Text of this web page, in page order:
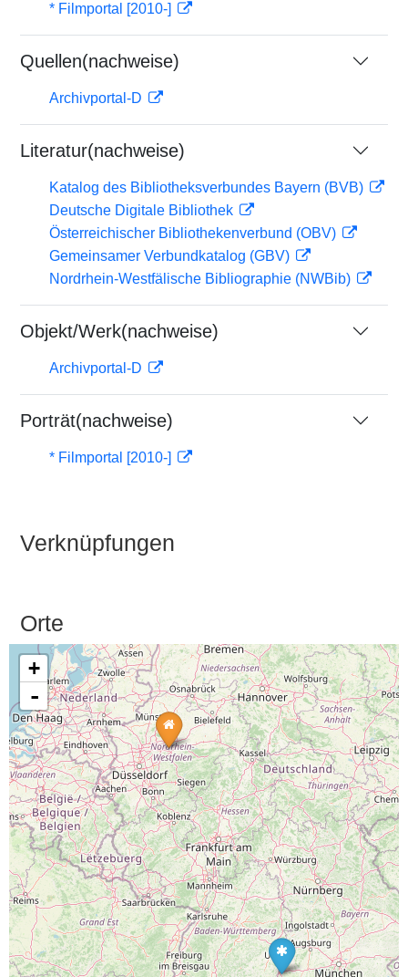
* Filmportal [2010-]
Quellen(nachweise)
Archivportal-D
Literatur(nachweise)
Katalog des Bibliotheksverbundes Bayern (BVB)
Deutsche Digitale Bibliothek
Österreichischer Bibliothekenverbund (OBV)
Gemeinsamer Verbundkatalog (GBV)
Nordrhein-Westfälische Bibliographie (NWBib)
Objekt/Werk(nachweise)
Archivportal-D
Porträt(nachweise)
* Filmportal [2010-]
Verknüpfungen
Orte
+
-